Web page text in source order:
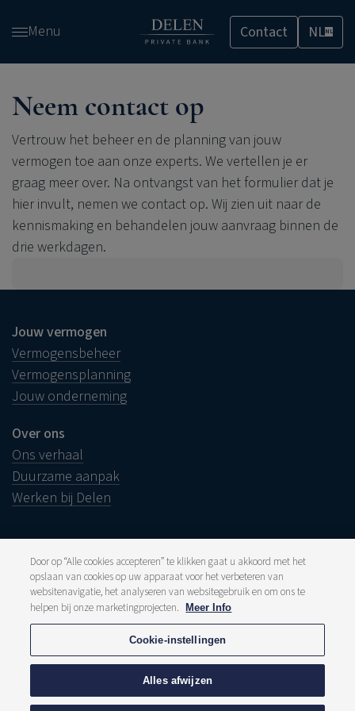
en
inhoud
gaan
Menu Contact NLNL
Neem contact op
Vertrouw het beheer en de planning van jouw
vermogen toe aan onze experts. We vertellen je er
graag meer over. Na ontvangst van het formulier dat je
hier invult, nemen we contact op. Wij zien uit naar de
kennismaking en behandelen jouw aanvraag binnen de
drie werkdagen.
Jouw vermogen
Vermogensbeheer
Vermogensplanning
Jouw onderneming
Over ons
Ons verhaal
Duurzame aanpak
Werken bij Delen
Juridische info
Disclaimer
Klacht
Klokkenluiders
Tarieven
Cookiebeleid
Meldpunt fraude
Door op “Alle cookies accepteren” te klikken gaat u akkoord met het
opslaan van cookies op uw apparaat voor het verbeteren van
websitenavigatie, het analyseren van websitegebruik en om ons te
helpen bij onze marketingprojecten.
Meer Info
Cookie-instellingen
Alles afwijzen